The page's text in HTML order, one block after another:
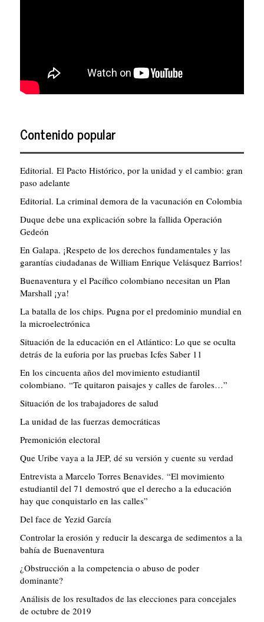
Contenido popular
Editorial. El Pacto Histórico, por la unidad y el cambio: gran
paso adelante
Editorial. La criminal demora de la vacunación en Colombia
Duque debe una explicación sobre la fallida Operación
Gedeón
En Galapa. ¡Respeto de los derechos fundamentales y las
garantías ciudadanas de William Enrique Velásquez Barrios!
Buenaventura y el Pacífico colombiano necesitan un Plan
Marshall ¡ya!
La batalla de los chips. Pugna por el predominio mundial en
la microelectrónica
Situación de la educación en el Atlántico: Lo que se oculta
detrás de la euforia por las pruebas Icfes Saber 11
En los cincuenta años del movimiento estudiantil
colombiano. “Te quitaron paisajes y calles de faroles…”
Situación de los trabajadores de salud
La unidad de las fuerzas democráticas
Premonición electoral
Que Uribe vaya a la JEP, dé su versión y cuente su verdad
Entrevista a Marcelo Torres Benavides. “El movimiento
estudiantil del 71 demostró que el derecho a la educación
hay que conquistarlo en las calles”
Del face de Yezid García
Controlar la erosión y reducir la descarga de sedimentos a la
bahía de Buenaventura
¿Obstrucción a la competencia o abuso de poder
dominante?
Análisis de los resultados de las elecciones para concejales
de octubre de 2019